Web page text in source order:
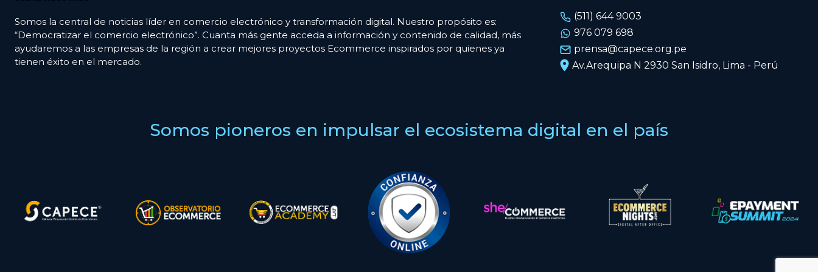
Somos la central de noticias líder en comercio electrónico y transformación digital. Nuestro propósito es:
“Democratizar el comercio electrónico”. Cuanta más gente acceda a información y contenido de calidad, más
ayudaremos a las empresas de la región a crear mejores proyectos Ecommerce inspirados por quienes ya
tienen éxito en el mercado.
(511) 644 9003
976 079 698
prensa@capece.org.pe
Av.Arequipa N 2930 San Isidro, Lima - Perú
Somos pioneros en impulsar el ecosistema digital en el país